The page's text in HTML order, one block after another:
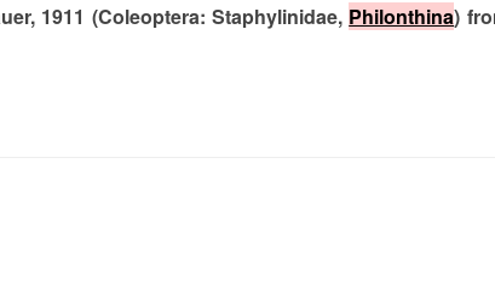
1911 (Coleoptera: Staphylinidae, Philonthina)